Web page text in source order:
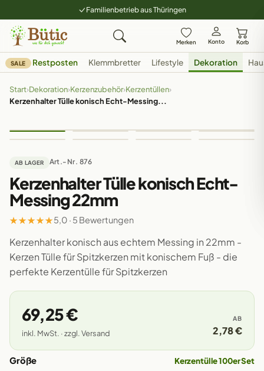
Familienbetrieb aus Thüringen
Merken Konto Korb
SALE Restposten Klemmbretter Lifestyle Dekoration
Start›Dekoration›Kerzenzubehör›Kerzentüllen›
Kerzenhalter Tülle konisch Echt-Messing...
AB LAGER Art.-Nr. 876
Kerzenhalter Tülle konisch Echt-
Messing 22mm
★★★★★5,0 · 5 Bewertungen
Kerzenhalter konisch aus echtem Messing in 22mm -
Kerzen Tülle für Spitzkerzen mit konischem Fuß - die
perfekte Kerzentülle für Spitzkerzen
69,25 €
inkl. MwSt. · zzgl. Versand
AB
2,78 €
Größe Kerzentülle 100er Set